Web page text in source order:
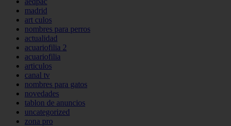
madrid
art culos
nombres para perros
actualidad
acuariofilia 2
acuariofilia
articulos
canal tv
nombres para gatos
novedades
tablon de anuncios
uncategorized
zona pro